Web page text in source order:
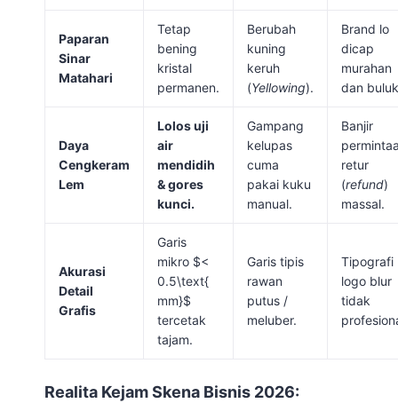
Paparan
Sinar
Matahari
Tetap
bening
kristal
permanen.
Berubah
kuning
keruh
(Yellowing).
Brand lo
dicap
murahan
dan
Daya
Cengkeram
Lem
Lolos uji
air
mendidih
& gores
kunci.
Gampang
kelupas
cuma
pakai kuku
manual.
Banjir
retur
(refund)
massal.
Akurasi
Detail
Grafis
Garis
mikro $<
0.5\text{
mm}$
tercetak
tajam.
Garis tipis
rawan
putus /
meluber.
Tipografi
logo blur
tidak
Realita Kejam Skena Bisnis 2026: